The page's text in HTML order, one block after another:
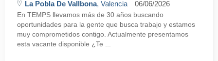
La Pobla De Vallbona, Valencia 06/06/2026
En TEMPS llevamos más de 30 años buscando
oportunidades para la gente que busca trabajo y estamos
muy comprometidos contigo. Actualmente presentamos
esta vacante disponible ¿Te ...